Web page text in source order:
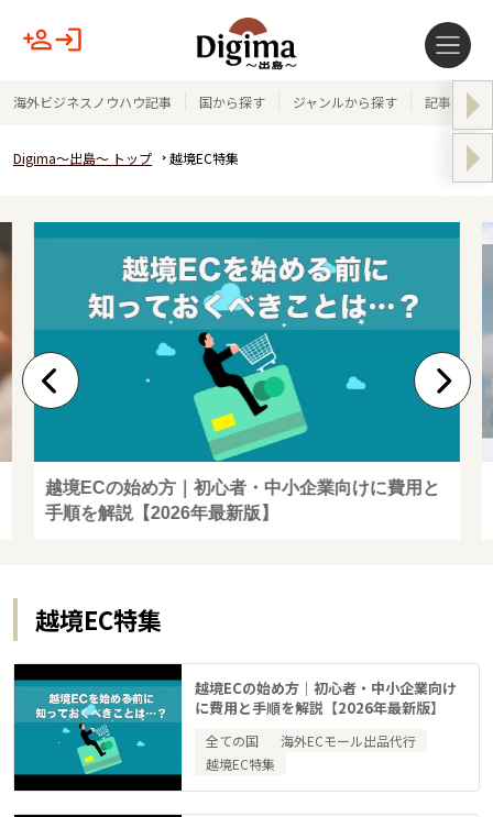
海外ビジネスノウハウ記事 国から探す ジャンルから探す 記事テー
Digima～出島～ トップ 越境EC特集
越境ECの始め方｜初心者・中小企業向けに費用と
手順を解説【2026年最新版】
越境EC特集
越境ECの始め方｜初心者・中小企業向け
に費用と手順を解説【2026年最新版】
全ての国
海外ECモール出品代行
越境EC特集